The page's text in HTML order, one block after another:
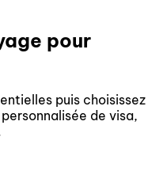
pour
puis choisissez
de visa,